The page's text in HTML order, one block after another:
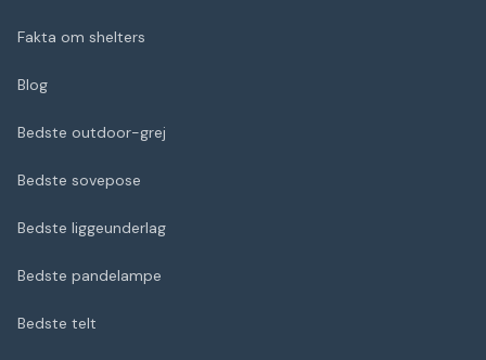
Fakta om shelters
Blog
Bedste outdoor-grej
Bedste sovepose
Bedste liggeunderlag
Bedste pandelampe
Bedste telt